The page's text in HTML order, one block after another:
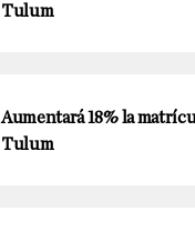
Tulum
Aumentará 18% la
Tulum